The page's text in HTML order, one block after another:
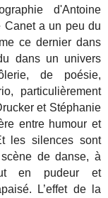
d'Antoine
Canet a un peu du
ce dernier dans
dans un univers
de poésie,
particulièrement
et Stéphanie
entre humour et
les silences sont
de danse, à
en pudeur et
L’effet de la